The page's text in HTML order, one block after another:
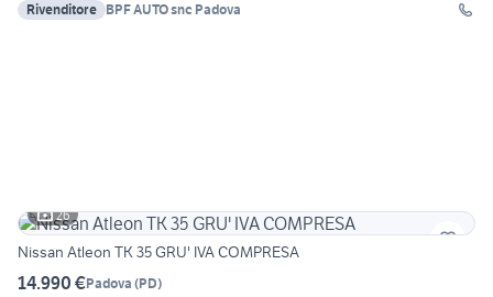
Rivenditore
BPF AUTO snc Padova
26
Nissan Atleon TK 35 GRU' IVA COMPRESA
14.990 €Padova (PD)